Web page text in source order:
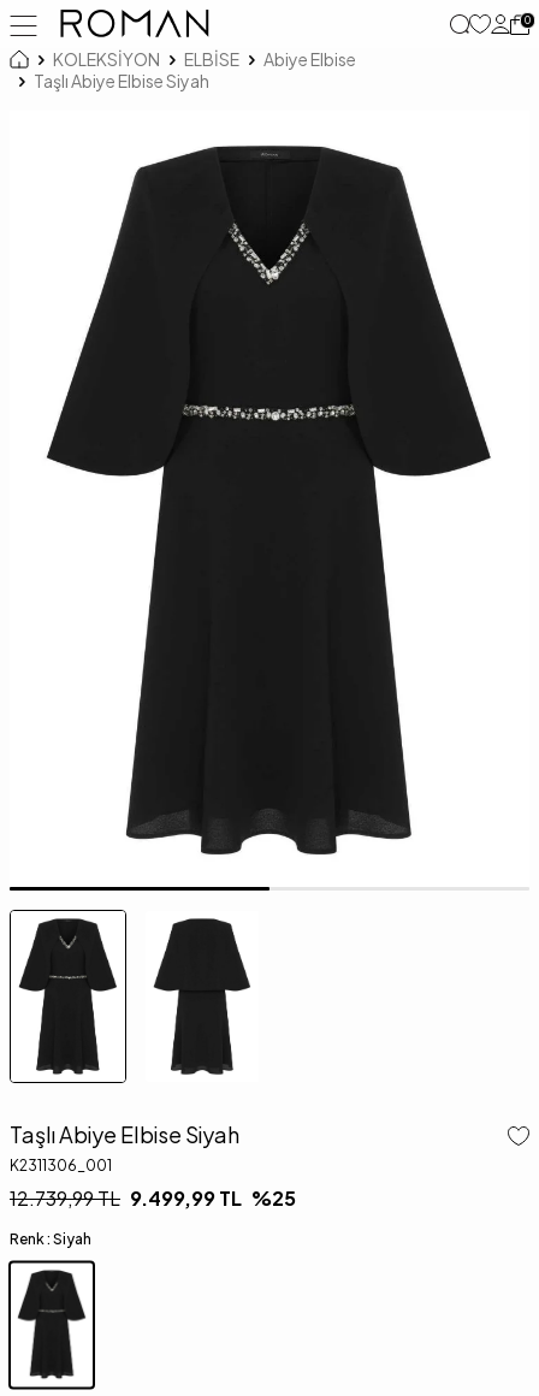
0
KOLEKSİYON ELBİSE
Abiye Elbise
Taşlı Abiye Elbise Siyah
Taşlı Abiye Elbise Siyah
K2311306_001
12.739,99TL 9.499,99TL %25
Renk : Siyah